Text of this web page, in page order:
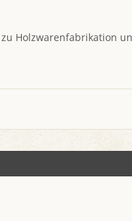
Holzwarenfabrikation